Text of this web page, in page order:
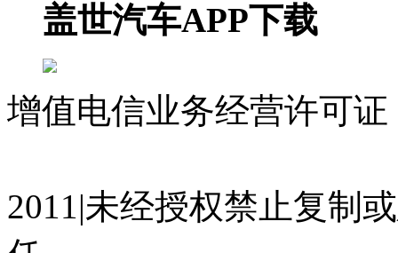
盖世汽车APP下载
增值电信业务经营许可
2011|未经授权禁止复制